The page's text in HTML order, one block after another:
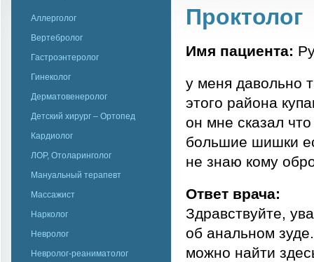
Аллерголог
Вертебролог
Гастроэнтеролог
Гинеколог
Дерматовенеролог
Детский хирург – Ортопед
Кардиолог
ЛОР, Отоларинголог
Мануальный терапевт
Массажист
Нарколог
Невролог
Невролог-реаниматолог
Проктолог
Имя пациента:
у меня давольно
этого района
он мне сказал
большие шишки
не знаю кому
Ответ врача:
Здравствуйте,
об анальном
можно найти